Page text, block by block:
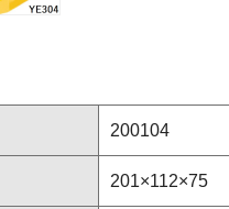
200104
201×112×75